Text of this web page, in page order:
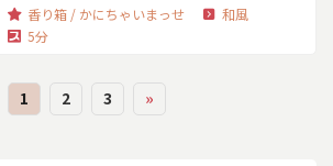
香り箱 / かにちゃいまっせ
和風
5分
1 2 3 »